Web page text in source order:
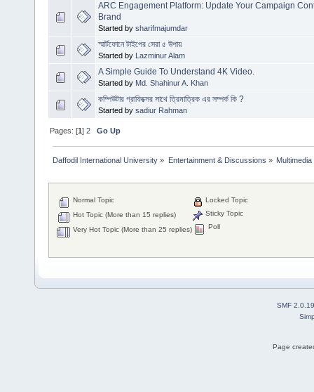
ARC Engagement Platform: Update Your Campaign
Brand
Started by sharifmajumdar
স্মার্টফোনে টাইপের সেরা ৫ উপায়
Started by Lazminur Alam
A Simple Guide To Understand 4K Video.
Started by Md. Shahinur A. Khan
কম্পিউটার গ্রাফিক্সের সাথে ত্রিমাত্রিক এর সম্পর্ক কি ?
Started by sadiur Rahman
Pages: [1]2 Go Up
Daffodil International University » Entertainment & Discussions »
Normal Topic
Hot Topic (More than 15 replies)
Very Hot Topic (More than 25 replies)
Locked Topic
Sticky Topic
Poll
SMF 2.0.19
Page